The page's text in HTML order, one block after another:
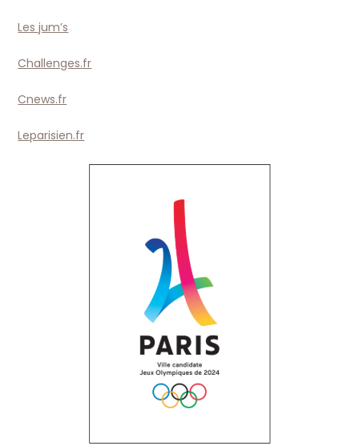
Les jum’s
Challenges.fr
Cnews.fr
Leparisien.fr